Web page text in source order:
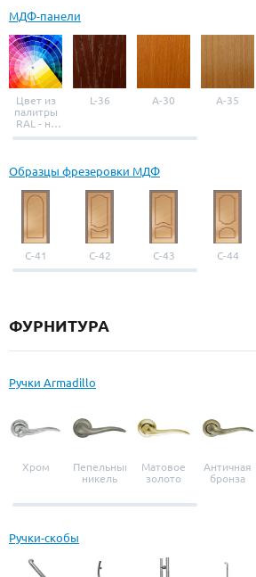
МДФ-панели
Цвет из
палитры
RAL - на
выбор
L-36 A-30 A-35
Образцы фрезеровки МДФ
С-41 С-42 С-43 С-44
ФУРНИТУРА
Ручки Armadillo
Хром
Пепельный
никель
Матовое
золото
Античная
бронза
Ручки-скобы